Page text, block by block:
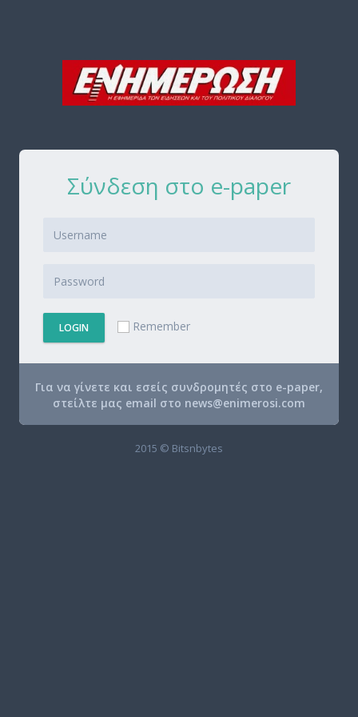
Σύνδεση στο e-paper
LOGIN Remember
Για να γίνετε και εσείς συνδρομητές στο e-paper,
στείλτε μας email στο news@enimerosi.com
2015 © Bitsnbytes